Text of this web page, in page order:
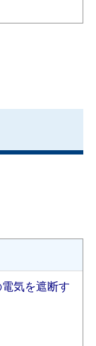
気を遮断す